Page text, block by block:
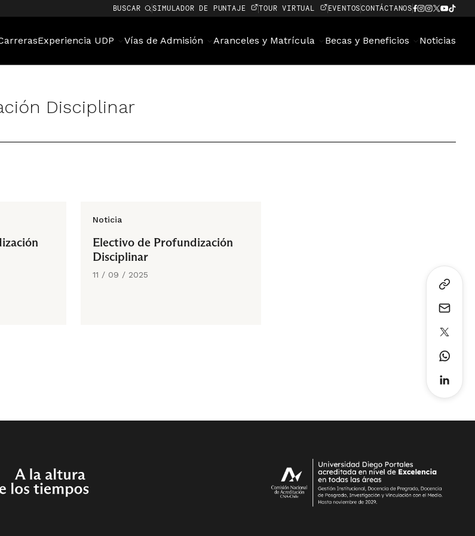
BUSCAR SIMULADOR DE PUNTAJE TOUR VIRTUAL EVENTOSCONTÁCTANOS
Experiencia UDP Vías de Admisión Aranceles y Matrícula Becas y Beneficios Noticias
Disciplinar
Noticia
Electivo de Profundización
Disciplinar
11 / 09 / 2025